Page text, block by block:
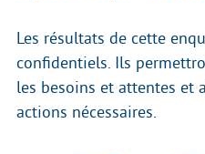
Les résultats de cette
confidentiels. Ils
les besoins et attentes et
actions nécessaires.